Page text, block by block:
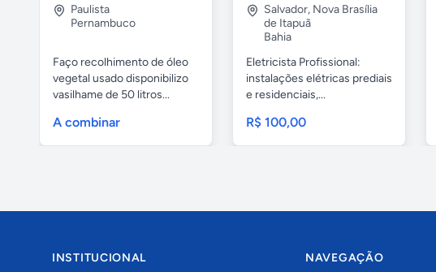
Paulista
Pernambuco
Faço recolhimento de óleo
vegetal usado disponibilizo
vasilhame de 50 litros...
A combinar
Salvador, Nova Brasília
de Itapuã
Bahia
Eletricista Profissional:
instalações elétricas prediais
e residenciais,...
R$ 100,00
INSTITUCIONAL NAVEGAÇÃO